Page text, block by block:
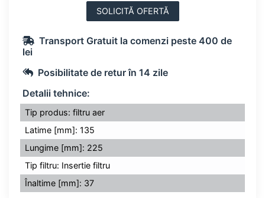
SOLICITĂ OFERTĂ
Transport Gratuit la comenzi peste 400 de
lei
Posibilitate de retur în 14 zile
Detalii tehnice:
Tip produs: filtru aer
Latime [mm]: 135
Lungime [mm]: 225
Tip filtru: Insertie filtru
Înaltime [mm]: 37